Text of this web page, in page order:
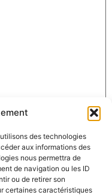
des technologies
aux informations des
nous permettra de
de navigation ou les ID
ou de retirer son
certaines caractéristiques